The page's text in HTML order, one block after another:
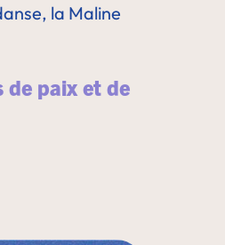
la Maline
de paix et de